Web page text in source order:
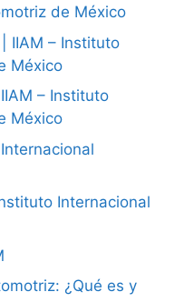
de México
IIAM – Instituto
México
IIAM – Instituto
México
Internacional
¿Qué es y